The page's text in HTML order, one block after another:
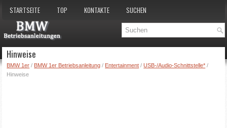
STARTSEITE TOP KONTAKTE SUCHEN
Hinweise
BMW 1er / BMW 1er Betriebsanleitung / Entertainment /USB-/Audio-Schnittstelle* /
Hinweise